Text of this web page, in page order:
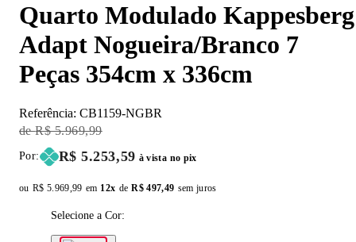
Quarto Modulado Kappesberg
Adapt Nogueira/Branco 7
Peças 354cm x 336cm
Referência: CB1159-NGBR
Original Price:
R$ 5.969,99
Por: Price:
R$ 5.253,59 à vista no pix
ou Original price:
R$ 5.969,99 em 12x de Installment price:
R$ 497,49 sem juros
Selecione a Cor: